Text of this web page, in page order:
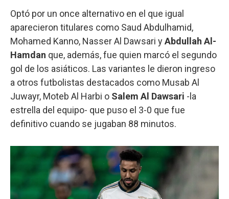
Optó por un once alternativo en el que igual
aparecieron titulares como Saud Abdulhamid,
Mohamed Kanno, Nasser Al Dawsari yAbdullah Al-
Hamdan que, además, fue quien marcó el segundo
gol de los asiáticos. Las variantes le dieron ingreso
a otros futbolistas destacados como Musab Al
Juwayr, Moteb Al Harbi o Salem Al Dawsari -la
estrella del equipo- que puso el 3-0 que fue
definitivo cuando se jugaban 88 minutos.